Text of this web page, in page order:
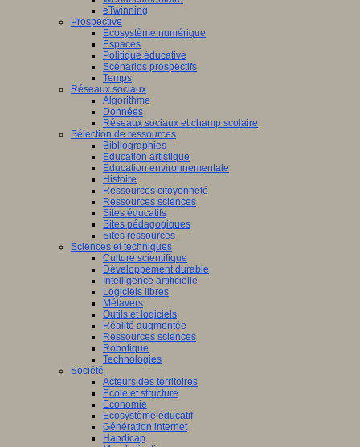
eTwinning
Prospective
Ecosystème numérique
Espaces
Politique éducative
Scénarios prospectifs
Temps
Réseaux sociaux
Algorithme
Données
Réseaux sociaux et champ scolaire
Sélection de ressources
Bibliographies
Education artistique
Education environnementale
Histoire
Ressources citoyenneté
Ressources sciences
Sites éducatifs
Sites pédagogiques
Sites ressources
Sciences et techniques
Culture scientifique
Développement durable
Intelligence artificielle
Logiciels libres
Métavers
Outils et logiciels
Réalité augmentée
Ressources sciences
Robotique
Technologies
Société
Acteurs des territoires
Ecole et structure
Economie
Ecosystème éducatif
Génération internet
Handicap